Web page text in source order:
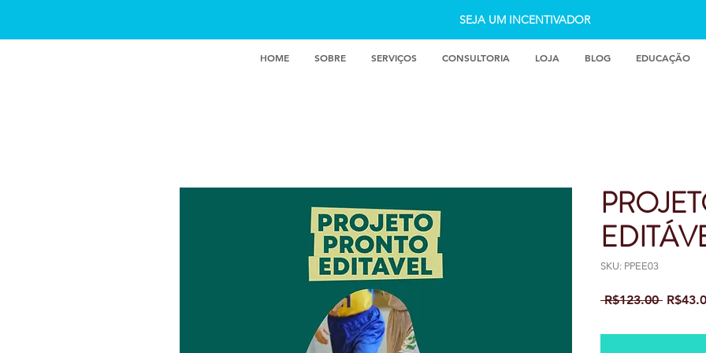
SEJA UM INCENTIVADOR
HOME SOBRE SERVIÇOS CONSULTORIA LOJA BLOG EDUCAÇÃO
SKU: PPEE03
R$123.00 Regular